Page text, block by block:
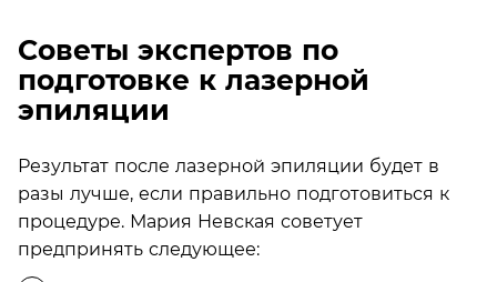
Советы экспертов по
подготовке к лазерной
эпиляции
Результат после лазерной эпиляции будет в
разы лучше, если правильно подготовиться к
процедуре. Мария Невская советует
предпринять следующее: